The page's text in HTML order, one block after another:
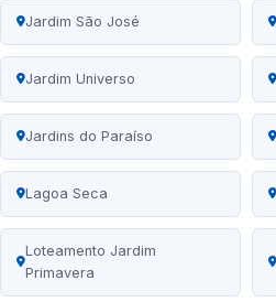
Jardim São José
Jardim Universo
Jardins do Paraíso
Lagoa Seca
Loteamento Jardim
Primavera